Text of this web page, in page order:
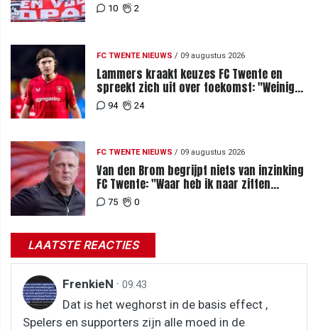
10 2
FC TWENTE NIEUWS / 09 augustus 2026
Lammers kraakt keuzes FC Twente en
spreekt zich uit over toekomst: "Weinig
van te begrijpen"
94 24
FC TWENTE NIEUWS / 09 augustus 2026
Van den Brom begrijpt niets van inzinking
FC Twente: "Waar heb ik naar zitten
kijken?"
75 0
LAATSTE REACTIES
FrenkieN · 09:43
Dat is het weghorst in de basis effect ,
Spelers en supporters zijn alle moed in de